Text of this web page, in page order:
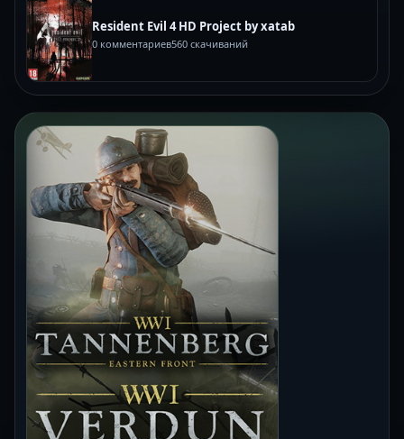
Resident Evil 4 HD Project by xatab
0 комментариев560 скачиваний